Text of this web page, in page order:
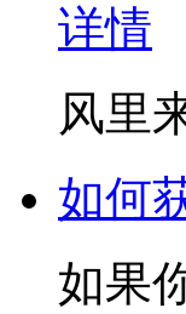
详情
风里
如何
如果